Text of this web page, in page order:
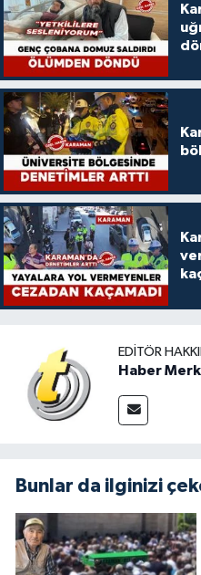
EDITÖR
Haber
Bunlar da ilginizi